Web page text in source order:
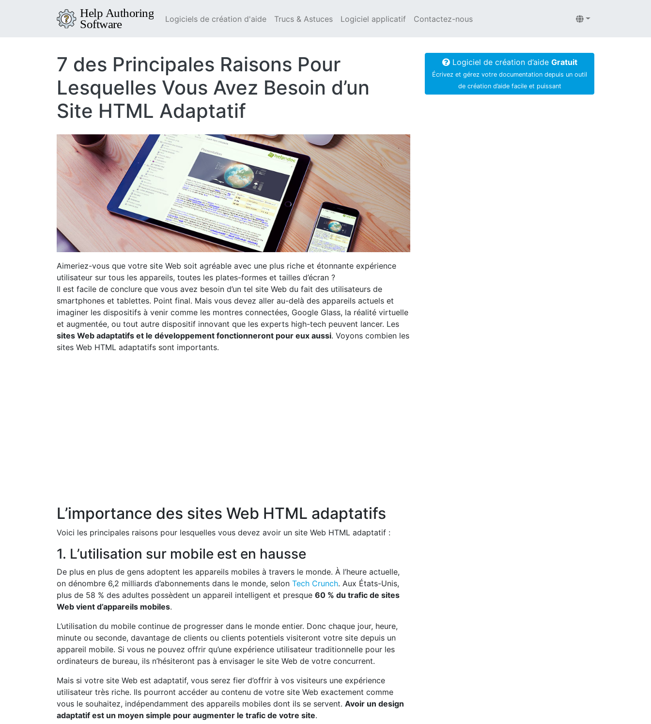
Logiciels de création d'aide Trucs & Astuces Logiciel applicatif Contactez-nous
7 des Principales Raisons Pour
Lesquelles Vous Avez Besoin d’un
Site HTML Adaptatif
Aimeriez-vous que votre site Web soit agréable avec une plus riche et étonnante expérience
utilisateur sur tous les appareils, toutes les plates-formes et tailles d’écran ?
Il est facile de conclure que vous avez besoin d’un tel site Web du fait des utilisateurs de
smartphones et tablettes. Point final. Mais vous devez aller au-delà des appareils actuels et
imaginer les dispositifs à venir comme les montres connectées, Google Glass, la réalité virtuelle
et augmentée, ou tout autre dispositif innovant que les experts high-tech peuvent lancer. Les
sites Web adaptatifs et le développement fonctionneront pour eux aussi. Voyons combien les
sites Web HTML adaptatifs sont importants.
L’importance des sites Web HTML adaptatifs
Voici les principales raisons pour lesquelles vous devez avoir un site Web HTML adaptatif :
1. L’utilisation sur mobile est en hausse
De plus en plus de gens adoptent les appareils mobiles à travers le monde. À l’heure actuelle,
on dénombre 6,2 milliards d’abonnements dans le monde, selon Tech Crunch. Aux États-Unis,
plus de 58 % des adultes possèdent un appareil intelligent et presque 60 % du trafic de sites
Web vient d’appareils mobiles.
L’utilisation du mobile continue de progresser dans le monde entier. Donc chaque jour, heure,
minute ou seconde, davantage de clients ou clients potentiels visiteront votre site depuis un
appareil mobile. Si vous ne pouvez offrir qu’une expérience utilisateur traditionnelle pour les
ordinateurs de bureau, ils n’hésiteront pas à envisager le site Web de votre concurrent.
Mais si votre site Web est adaptatif, vous serez fier d’offrir à vos visiteurs une expérience
utilisateur très riche. Ils pourront accéder au contenu de votre site Web exactement comme
vous le souhaitez, indépendamment des appareils mobiles dont ils se servent. Avoir un design
adaptatif est un moyen simple pour augmenter le trafic de votre site.
Logiciel de création d’aide Gratuit
Écrivez et gérez votre documentation depuis un outil
de création d’aide facile et puissant